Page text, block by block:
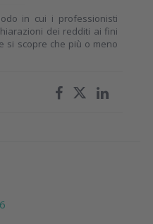
in cui i professionisti
dei redditi ai fini
si scopre che più o meno